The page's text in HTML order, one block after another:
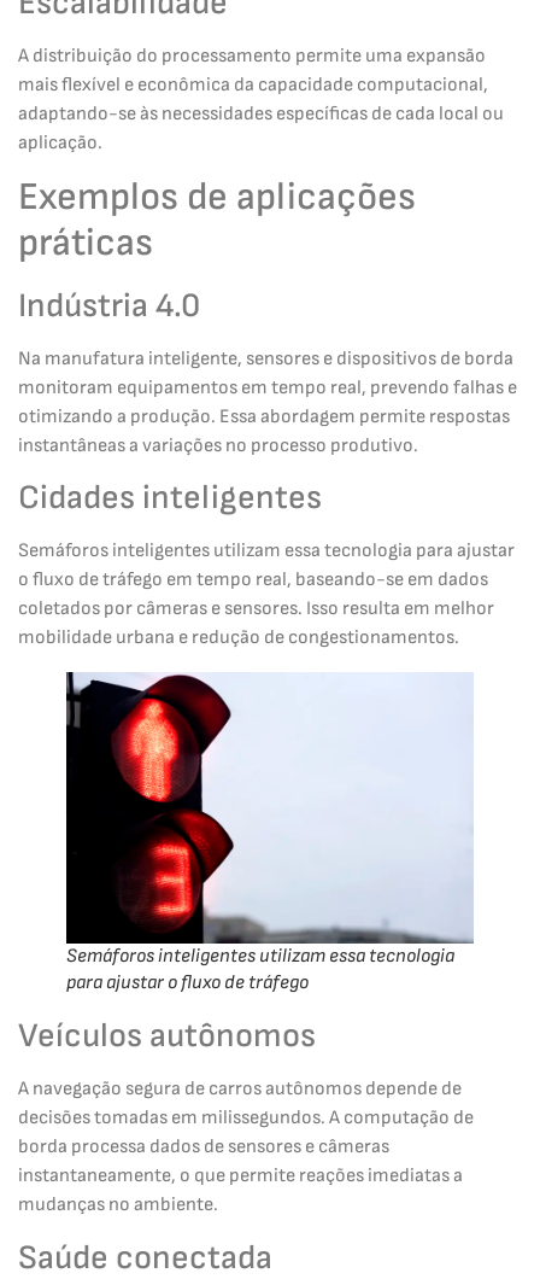
A distribuição do processamento permite uma expansão
mais flexível e econômica da capacidade computacional,
adaptando-se às necessidades específicas de cada local ou
aplicação.
Exemplos de aplicações
práticas
Indústria 4.0
Na manufatura inteligente, sensores e dispositivos de borda
monitoram equipamentos em tempo real, prevendo falhas e
otimizando a produção. Essa abordagem permite respostas
instantâneas a variações no processo produtivo.
Cidades inteligentes
Semáforos inteligentes utilizam essa tecnologia para ajustar
o fluxo de tráfego em tempo real, baseando-se em dados
coletados por câmeras e sensores. Isso resulta em melhor
mobilidade urbana e redução de congestionamentos.
Semáforos inteligentes utilizam essa tecnologia
para ajustar o fluxo de tráfego
Veículos autônomos
A navegação segura de carros autônomos depende de
decisões tomadas em milissegundos. A computação de
borda processa dados de sensores e câmeras
instantaneamente, o que permite reações imediatas a
mudanças no ambiente.
Saúde conectada